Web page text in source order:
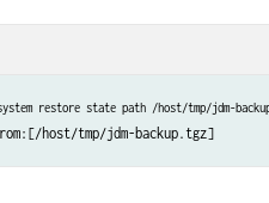
restore state path /host/tmp/jdm-
host/tmp/jdm-backup.tgz]